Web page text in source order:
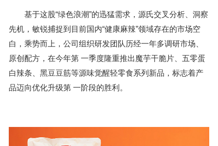
基于这股“绿色浪潮”的迅猛需求，源氏交叉分析、洞察
先机，敏锐捕捉到目前国内“健康麻辣”领域存在的市场空
白，乘势而上，公司组织研发团队历经一年多调研市场、
原创配方，在今年第 一季度隆重推出魔芋干脆片、五零蛋
白辣条、黑豆豆筋等源味觉醒轻零食系列新品，标志着产
品迈向优化升级第 一阶段的胜利。